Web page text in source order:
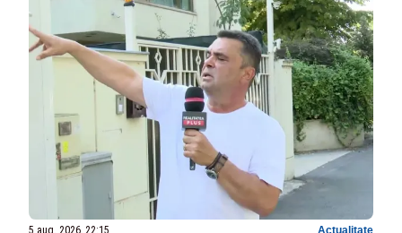
5 aug. 2026, 22:15 Actualitate